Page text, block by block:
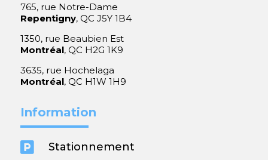
765, rue Notre-Dame
Repentigny, QC J5Y 1B4
1350, rue Beaubien Est
Montréal, QC H2G 1K9
3635, rue Hochelaga
Montréal, QC H1W 1H9
Information
 Stationnement